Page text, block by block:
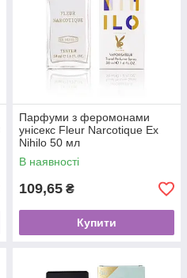
Парфуми з феромонами
унісекс Fleur Narcotique Ex
Nihilo 50 мл
В наявності
109,65 ₴
Купити